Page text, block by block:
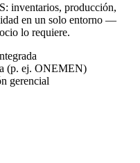
inventarios, producción,
en un solo entorno —
lo requiere.
(p. ej. ONEMEN)
gerencial